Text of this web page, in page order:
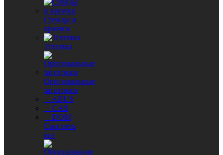
Стенды и
крючки
Техника
Оригинальные
заготовки
- ABUS
- CAS
- DOM
Смотреть
все